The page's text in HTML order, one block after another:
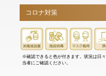
コロナ対策
※確認できると色が付きます。状況は日
当者にご確認ください。